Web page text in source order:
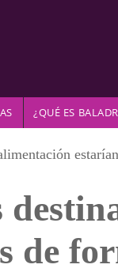
¿QUÉ ES
de